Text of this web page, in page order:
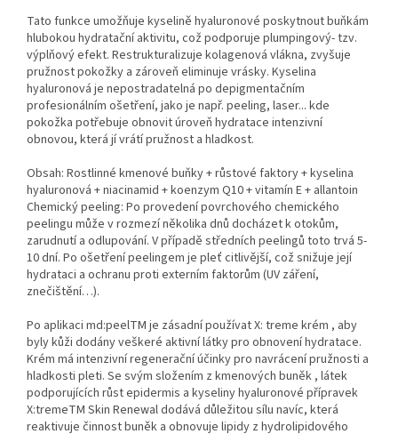
Tato funkce umožňuje kyselině hyaluronové poskytnout buňkám
hlubokou hydratační aktivitu, což podporuje plumpingový- tzv.
výplňový efekt. Restrukturalizuje kolagenová vlákna, zvyšuje
pružnost pokožky a zároveň eliminuje vrásky. Kyselina
hyaluronová je nepostradatelná po depigmentačním
profesionálním ošetření, jako je např. peeling, laser... kde
pokožka potřebuje obnovit úroveň hydratace intenzivní
obnovou, která jí vrátí pružnost a hladkost.
Obsah: Rostlinné kmenové buňky + růstové faktory + kyselina
hyaluronová + niacinamid + koenzym Q10 + vitamín E + allantoin
Chemický peeling: Po provedení povrchového chemického
peelingu může v rozmezí několika dnů docházet k otokům,
zarudnutí a odlupování. V případě středních peelingů toto trvá 5-
10 dní. Po ošetření peelingem je pleť citlivější, což snižuje její
hydrataci a ochranu proti externím faktorům (UV záření,
znečištění…).
Po aplikaci md:peelTM je zásadní používat X: treme krém , aby
byly kůži dodány veškeré aktivní látky pro obnovení hydratace.
Krém má intenzivní regenerační účinky pro navrácení pružnosti a
hladkosti pleti. Se svým složením z kmenových buněk , látek
podporujících růst epidermis a kyseliny hyaluronové přípravek
X:tremeTM Skin Renewal dodává důležitou sílu navíc, která
reaktivuje činnost buněk a obnovuje lipidy z hydrolipidového